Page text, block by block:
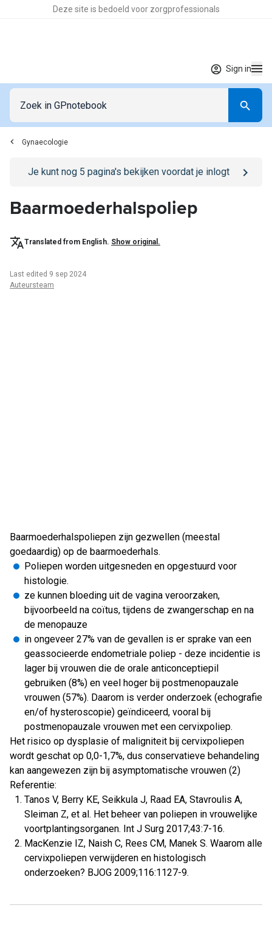
Deze site is bedoeld voor zorgprofessionals
Sign in
Gynaecologie
Go to/sign-in page
Je kunt nog 5 pagina's bekijken voordat je inlogt
Baarmoederhalspoliep
Translated from English. Show original.
Last edited 9 sep 2024
Auteursteam
Baarmoederhalspoliepen zijn gezwellen (meestal
goedaardig) op de baarmoederhals.
Poliepen worden uitgesneden en opgestuurd voor
histologie.
ze kunnen bloeding uit de vagina veroorzaken,
bijvoorbeeld na coïtus, tijdens de zwangerschap en na
de menopauze
in ongeveer 27% van de gevallen is er sprake van een
geassocieerde endometriale poliep - deze incidentie is
lager bij vrouwen die de orale anticonceptiepil
gebruiken (8%) en veel hoger bij postmenopauzale
vrouwen (57%). Daarom is verder onderzoek (echografie
en/of hysteroscopie) geïndiceerd, vooral bij
postmenopauzale vrouwen met een cervixpoliep.
Het risico op dysplasie of maligniteit bij cervixpoliepen
wordt geschat op 0,0-1,7%, dus conservatieve behandeling
kan aangewezen zijn bij asymptomatische vrouwen (2)
Referentie:
Tanos V, Berry KE, Seikkula J, Raad EA, Stavroulis A,
Sleiman Z, et al. Het beheer van poliepen in vrouwelijke
voortplantingsorganen. Int J Surg 2017;43:7-16.
MacKenzie IZ, Naish C, Rees CM, Manek S. Waarom alle
cervixpoliepen verwijderen en histologisch
onderzoeken? BJOG 2009;116:1127-9.